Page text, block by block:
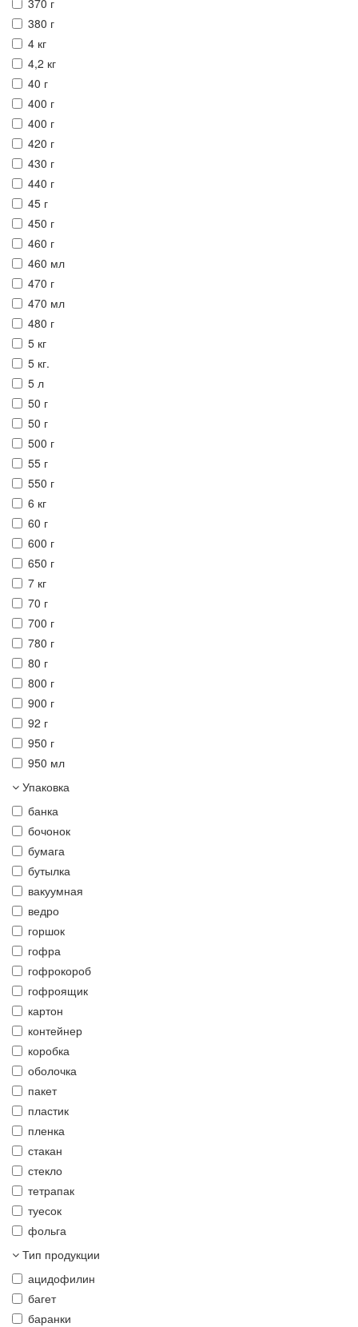
380 г
4 кг
4,2 кг
40 г
400 г
400 г
420 г
430 г
440 г
45 г
450 г
460 г
460 мл
470 г
470 мл
480 г
5 кг
5 кг.
5 л
50 г
50 г
500 г
55 г
550 г
6 кг
60 г
600 г
650 г
7 кг
70 г
700 г
780 г
80 г
800 г
900 г
92 г
950 г
950 мл
Упаковка
банка
бочонок
бумага
бутылка
вакуумная
ведро
горшок
гофра
гофрокороб
гофроящик
картон
контейнер
коробка
оболочка
пакет
пластик
пленка
стакан
стекло
тетрапак
туесок
фольга
Тип продукции
ацидофилин
багет
баранки